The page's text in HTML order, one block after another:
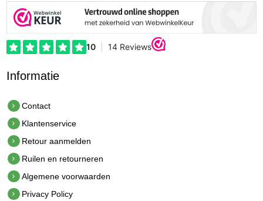
Informatie
Contact
Klantenservice
Retour aanmelden
Ruilen en retourneren
Algemene voorwaarden
Privacy Policy